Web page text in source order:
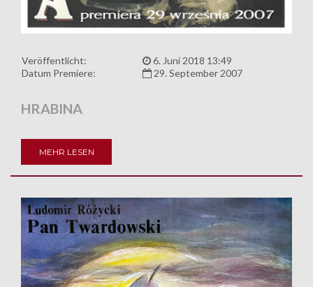
Veröffentlicht:
6. Juni 2018 13:49
Datum Premiere:
29. September 2007
HRABINA
MEHR LESEN